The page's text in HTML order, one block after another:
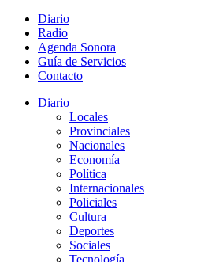
Diario
Radio
Agenda Sonora
Guía de Servicios
Contacto
Diario
Locales
Provinciales
Nacionales
Economía
Política
Internacionales
Policiales
Cultura
Deportes
Sociales